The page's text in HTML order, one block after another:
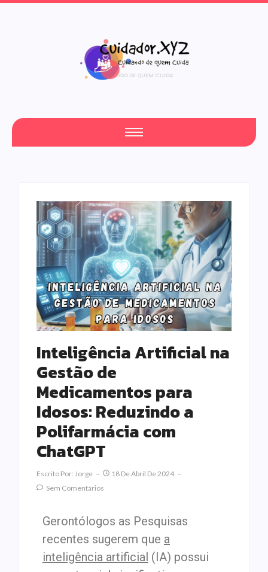
CURSO DE CUIDADOR DE IDOSO
Inteligência Artificial na
Gestão de
Medicamentos para
Idosos: Reduzindo a
Polifarmácia com
ChatGPT
Escrito Por: Jorge
18 De Abril De 2024
Sem Comentários
Gerontólogos as Pesquisas
recentes sugerem que a
inteligência artificial (IA) possui